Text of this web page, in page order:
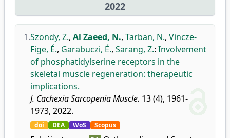
2022
1.Szondy, Z., Al Zaeed, N., Tarban, N., Vincze-
Fige, É., Garabuczi, É., Sarang, Z.: Involvement
of phosphatidylserine receptors in the
skeletal muscle regeneration: therapeutic
implications.
J. Cachexia Sarcopenia Muscle. 13 (4), 1961-
1973, 2022.
doi DEA WoS Scopus